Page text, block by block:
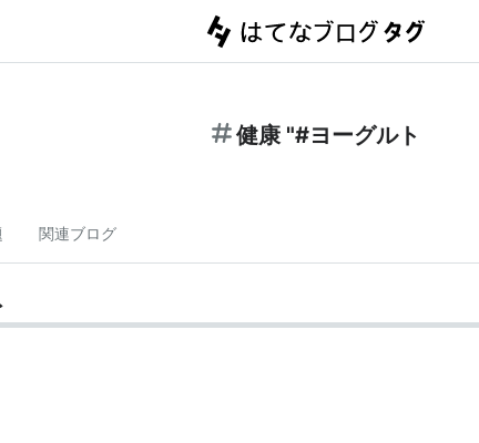
健康 "#ヨーグルト
関連ブログ